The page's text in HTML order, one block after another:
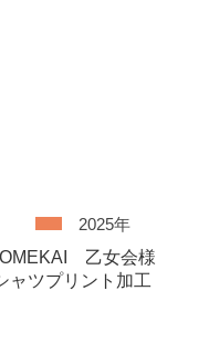
2025年
乙女会様
ャツプリント加工